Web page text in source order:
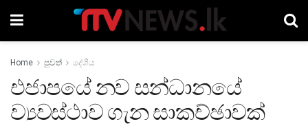
Home පුවත් දේශීය
එජාපයේ නව සන්ධානයේ
ව්‍යවස්ථාව ගැන සාකච්ඡාවක්